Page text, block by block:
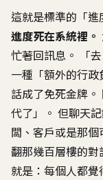
這就是標準的「進
進度死在系統裡。
忙著回訊息。 「
一種「額外的行
話成了免死金牌
代了」。 但聊天
闆、客戶或是那
翻那幾百層樓的
就是：每個人都